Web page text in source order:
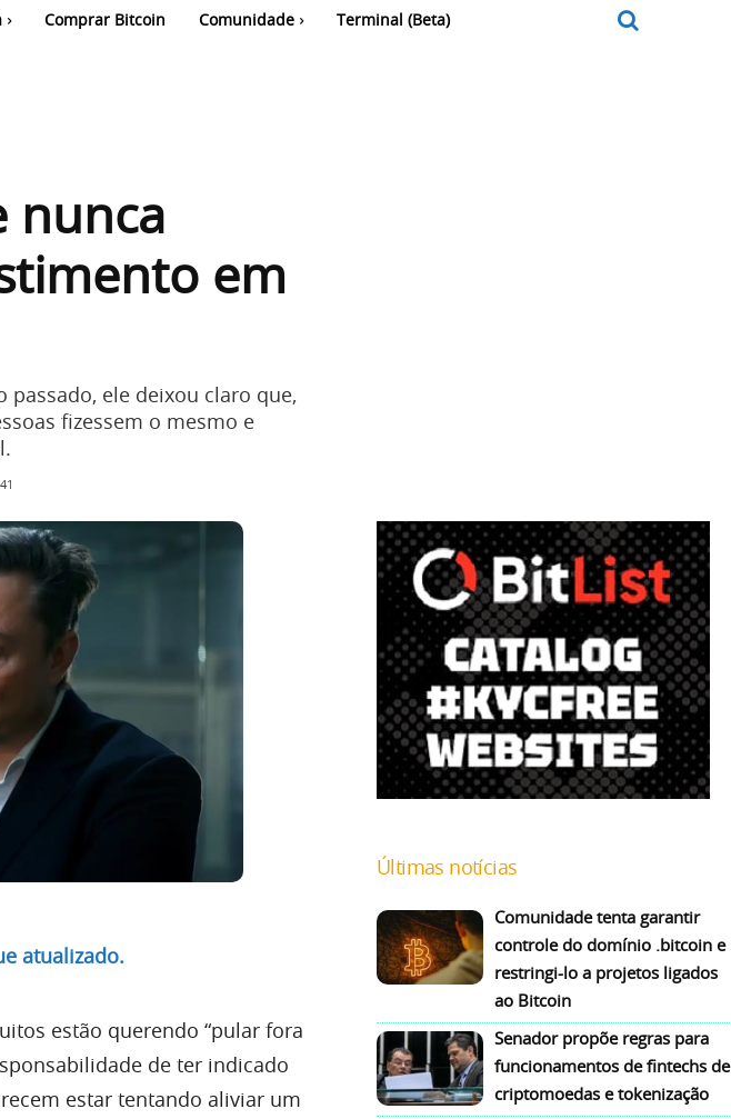
Comprar Bitcoin Comunidade Terminal (Beta)
nunca
em
ele deixou claro que,
fizessem o mesmo e
atualizado.
estão querendo “pular fora
de ter indicado
estar tentando aliviar um
Últimas notícias
Comunidade tenta garantir
controle do domínio .bitcoin e
restringi-lo a projetos ligados
ao Bitcoin
Senador propõe regras para
funcionamentos de fintechs de
criptomoedas e tokenização